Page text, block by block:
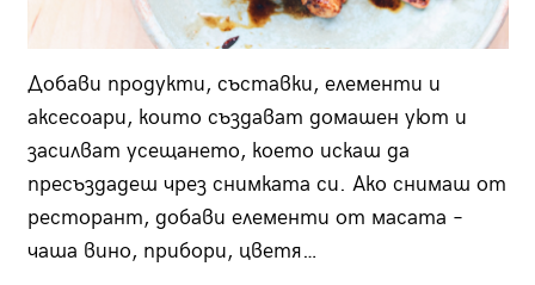
Добави продукти, съставки, елементи и
аксесоари, които създават домашен уют и
засилват усещането, което искаш да
пресъздадеш чрез снимката си. Ако снимаш от
ресторант, добави елементи от масата –
чаша вино, прибори, цветя…